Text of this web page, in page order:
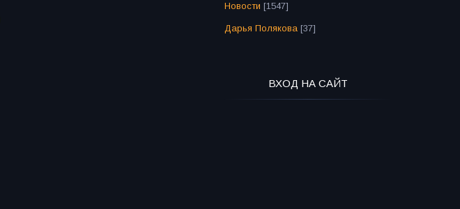
Новости [1547]
Дарья Полякова [37]
ВХОД НА САЙТ